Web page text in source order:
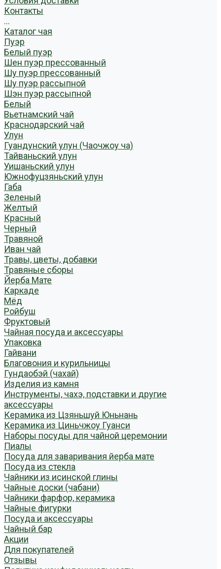
Контакты
...
Каталог чая
Пуэр
Белый пуэр
Шен пуэр прессованный
Шу пуэр прессованный
Шу пуэр рассыпной
Шэн пуэр рассыпной
Белый
Вьетнамский чай
Краснодарский чай
Улун
Гуандунский улун (Чаочжоу ча)
Тайваньский улун
Уишаньский улун
Южнофуцзяньский улун
Габа
Зеленый
Желтый
Красный
Черный
Травяной
Иван чай
Травы, цветы, добавки
Травяные сборы
Йерба Мате
Каркаде
Мёд
Ройбуш
Фруктовый
Чайная посуда и аксессуары
Упаковка
Гайвани
Благовония и курильницы
Гундаобэй (чахай)
Изделия из камня
Инструменты, чахэ, подставки и другие
аксессуары
Керамика из Цзяньшуй Юньнань
Керамика из Циньчжоу Гуанси
Наборы посуды для чайной церемонии
Пиалы
Посуда для заваривания йерба мате
Посуда из стекла
Чайники из исинской глины
Чайные доски (чабани)
Чайники фарфор, керамика
Чайные фигурки
Посуда и аксессуары
Чайный бар
Акции
Для покупателей
Отзывы